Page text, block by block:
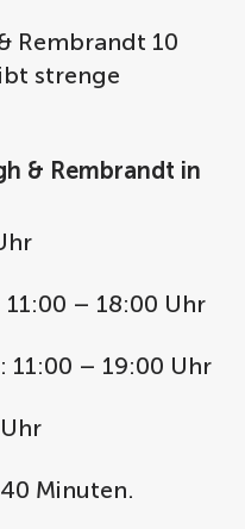
Rembrandt 10
strenge
& Rembrandt in
– 18:00 Uhr
11:00 – 19:00 Uhr
Minuten.